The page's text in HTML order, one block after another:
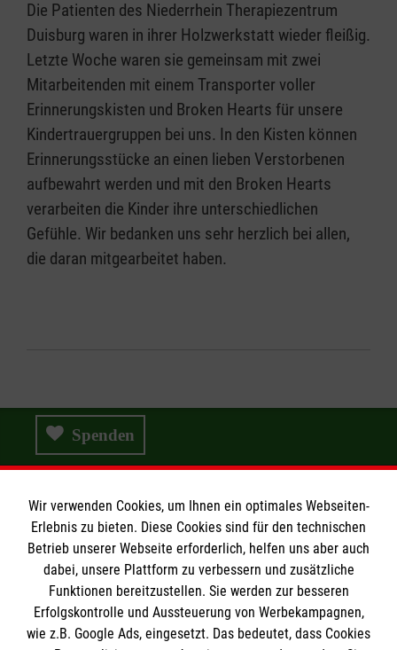
Die Patienten des Niederrhein Therapiezentrum
Duisburg waren in ihrer Holzwerkstatt wieder fleißig.
Letzte Woche waren sie gemeinsam mit zwei
Mitarbeitenden mit einem Transporter voller
Erinnerungskisten und Broken Hearts für unsere
Kindertrauergruppen bei uns. In den Kisten können
Erinnerungsstücke an einen lieben Verstorbenen
aufbewahrt werden und mit den Broken Hearts
verarbeiten die Kinder ihre unterschiedlichen
Gefühle. Wir bedanken uns sehr herzlich bei allen,
die daran mitgearbeitet haben.
Spenden
Malteser Hospizzentrum
Erwachsene
Gemeinsam trauern
Helfen Sie mit!
Wir verwenden Cookies, um Ihnen ein optimales Webseiten-
Erlebnis zu bieten. Diese Cookies sind für den technischen
Betrieb unserer Webseite erforderlich, helfen uns aber auch
dabei, unsere Plattform zu verbessern und zusätzliche
Funktionen bereitzustellen. Sie werden zur besseren
Erfolgskontrolle und Aussteuerung von Werbekampagnen,
wie z.B. Google Ads, eingesetzt. Das bedeutet, dass Cookies